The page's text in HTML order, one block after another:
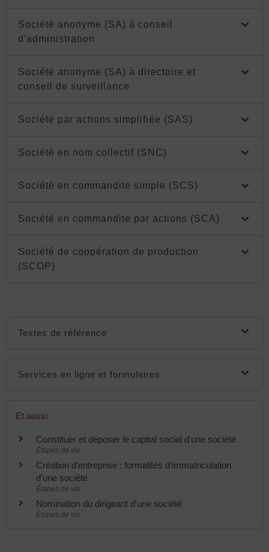
Société anonyme (SA) à conseil
d'administration
Société anonyme (SA) à directoire et
conseil de surveillance
Société par actions simplifiée (SAS)
Société en nom collectif (SNC)
Société en commandite simple (SCS)
Société en commandite par actions (SCA)
Société de coopération de production
(SCOP)
Textes de référence
Services en ligne et formulaires
Et aussi
Constituer et déposer le capital social d'une société
Étapes de vie
Création d'entreprise : formalités d'immatriculation
d'une société
Étapes de vie
Nomination du dirigeant d'une société
Étapes de vie